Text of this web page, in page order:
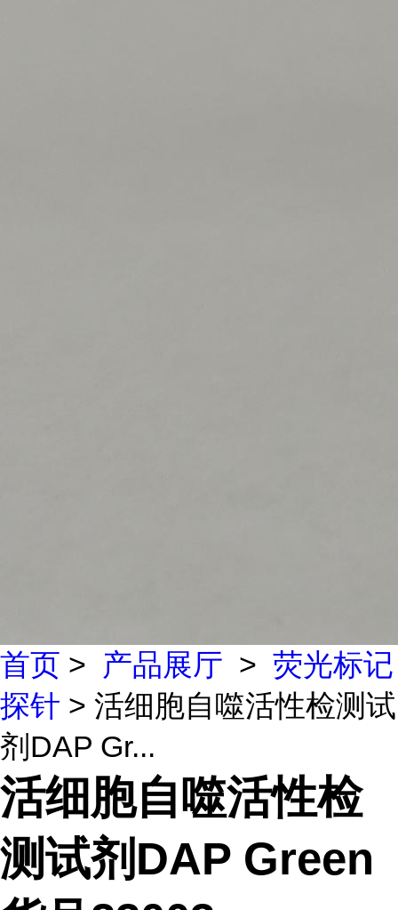
首页 > 产品展厅 > 荧光标记
探针 > 活细胞自噬活性检测试
剂DAP Gr...
活细胞自噬活性检
测试剂DAP Green